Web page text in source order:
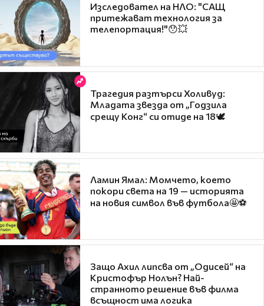
Изследовател на НЛО: "САЩ
притежават технология за
телепортация!"😯💥
Трагедия разтърси Холивуд:
Младата звезда от „Годзила
срещу Конг“ си отиде на 18🕊️
Ламин Ямал: Момчето, което
покори света на 19 — историята
на новия символ във футбола🤩⚽
Защо Ахил липсва от „Одисей“ на
Кристофър Нолън? Най-
странното решение във филма
всъщност има логика